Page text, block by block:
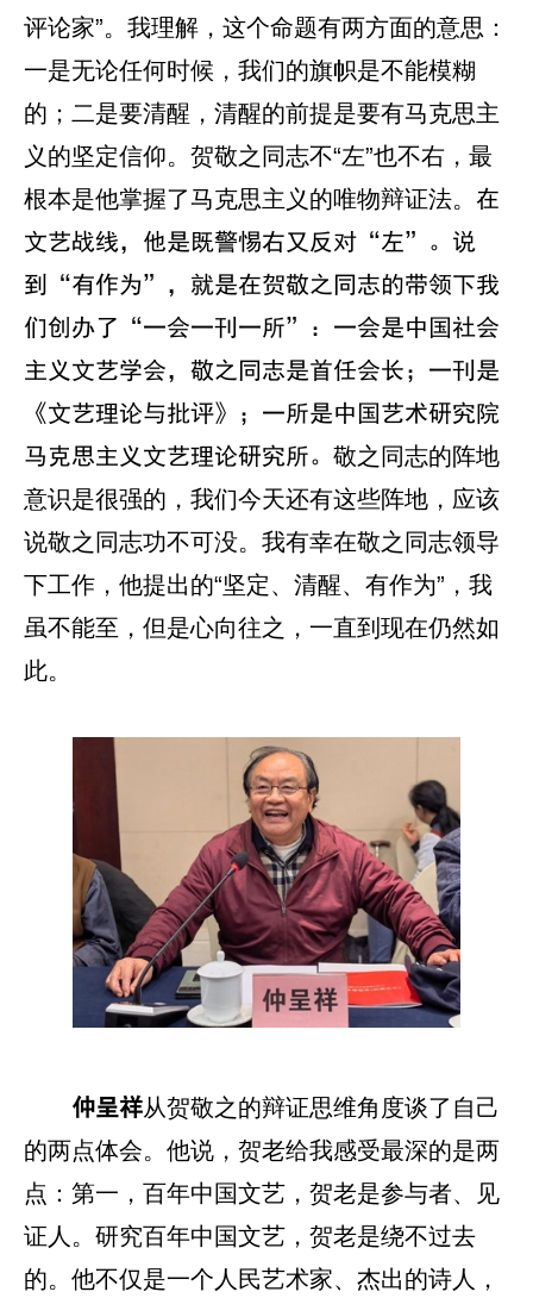
评论家”。我理解，这个命题有两方面的意思：
一是无论任何时候，我们的旗帜是不能模糊
的；二是要清醒，清醒的前提是要有马克思主
义的坚定信仰。贺敬之同志不“左”也不右，最
根本是他掌握了马克思主义的唯物辩证法。 在
文艺战线，他是既警惕右又反对“左”。说
到“有作为”，就是在贺敬之同志的带领下我
们创办了“一会一刊一所”：一会是中国社会
主义文艺学会，敬之同志是首任会长；一刊是
《文艺理论与批评》；一所是中国艺术研究院
马克思主义文艺理论研究所。 敬之同志的阵地
意识是很强的，我们今天还有这些阵地，应该
说敬之同志功不可没。我有幸在敬之同志领导
下工作，他提出的“坚定、清醒、有作为”，我
虽不能至，但是心向往之，一直到现在仍然如
此。
仲呈祥从贺敬之的辩证思维角度谈了自己
的两点体会。他说，贺老给我感受最深的是两
点：第一，百年中国文艺，贺老是参与者、见
证人。研究百年中国文艺，贺老是绕不过去
的。他不仅是一个人民艺术家、杰出的诗人，